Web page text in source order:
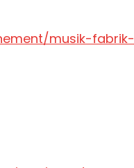
musik-fabrik-